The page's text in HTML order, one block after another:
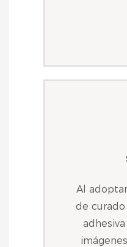
Al
de